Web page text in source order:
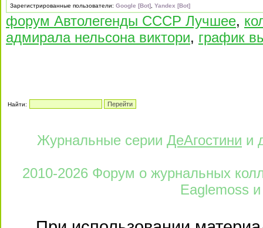
Зарегистрированные пользователи: Google [Bot] Yandex [Bot]
форум Автолегенды СССР Лучшее,
адмирала нельсона виктори, график
Найти:
Журнальные серии ДеАгостини и
2010-2026 Форум о журнальных
Eaglemoss и